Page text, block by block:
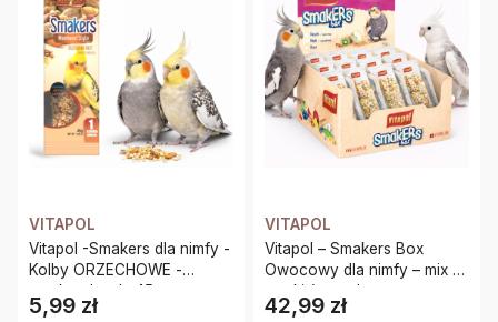
VITAPOL
Vitapol -Smakers dla nimfy -
Kolby ORZECHOWE -
weekend style 45g
Cena
5,99 zł
VITAPOL
Vitapol – Smakers Box
Owocowy dla nimfy – mix 3
smaki (orzechowy,
owocowy, kiwi) – 12 sztuk
Cena
42,99 zł